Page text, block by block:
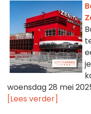
woensdag 28 mei
[Lees verder]